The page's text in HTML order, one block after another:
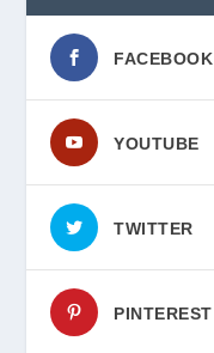
FACEBOOK
YOUTUBE
TWITTER
PINTEREST